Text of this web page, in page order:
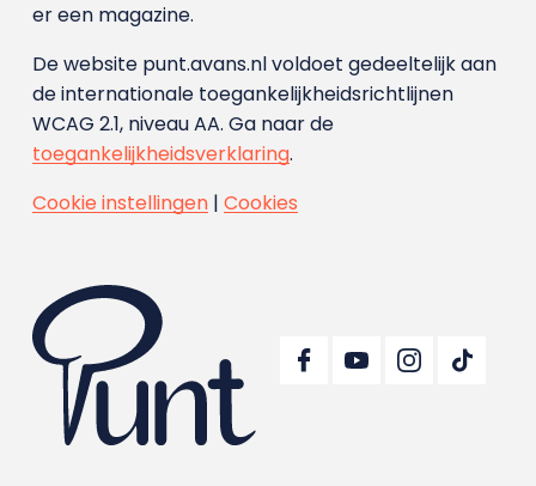
er een magazine.
De website punt.avans.nl voldoet gedeeltelijk aan
de internationale toegankelijkheidsrichtlijnen
WCAG 2.1, niveau AA. Ga naar de
toegankelijkheidsverklaring.
Cookie instellingen| Cookies